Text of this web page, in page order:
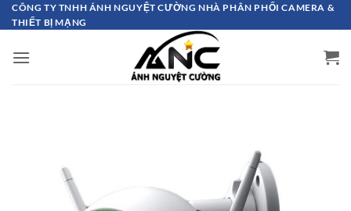
Bỏ
qua
dung
CÔNG TY TNHH ÁNH NGUYỆT CƯỜNG NHÀ PHÂN PHỐI CAMERA &
THIẾT BỊ MẠNG